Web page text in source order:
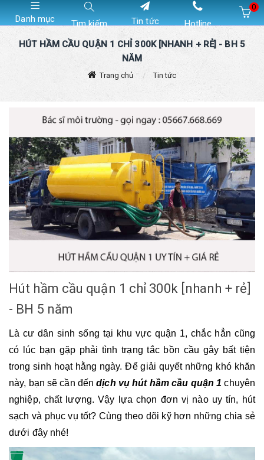
Danh mục Tìm kiếm Tin tức Hotline
0
HÚT HẦM CẦU QUẬN 1 CHỈ 300K [NHANH + RẺ] - BH 5
NĂM
Trang chủ Tin tức
Hút hầm cầu quận 1 chỉ 300k [nhanh + rẻ]
- BH 5 năm
Là cư dân sinh sống tại khu vực quận 1, chắc hẳn cũng
có lúc bạn gặp phải tình trạng tắc bồn cầu gây bất tiện
trong sinh hoạt hằng ngày. Để giải quyết những khó khăn
này, bạn sẽ cần đến dịch vụ hút hầm cầu quận 1 chuyên
nghiệp, chất lượng. Vậy lựa chọn đơn vị nào uy tín, hút
sạch và phục vụ tốt? Cùng theo dõi kỹ hơn những chia sẻ
dưới đây nhé!